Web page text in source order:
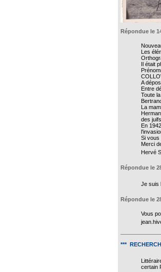
Répondue le
Les
Il était
A
Entre
Toute
La
des
En
Si vous
Merci
Hervé
Répondue le
Je suis
Répondue le
Vous
***
certain